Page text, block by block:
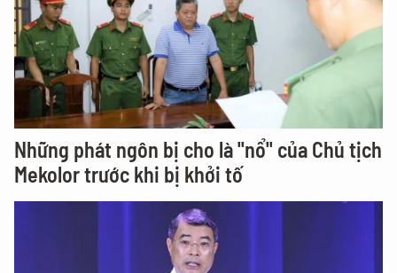
Những phát ngôn bị cho là "nổ" của Chủ tịch
Mekolor trước khi bị khởi tố